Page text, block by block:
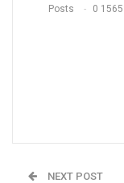
15658
0
NEXT POST